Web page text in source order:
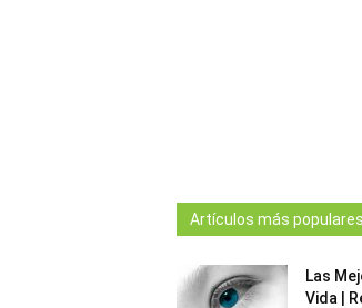
Artículos más populares
Las
Vida |